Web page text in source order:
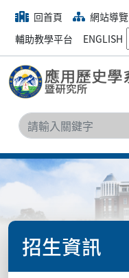
回首頁 網站導覽
輔助教學平台
ENGLISH
招生資訊